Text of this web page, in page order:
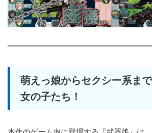
萌えっ娘からセクシー系ま
女の子たち！